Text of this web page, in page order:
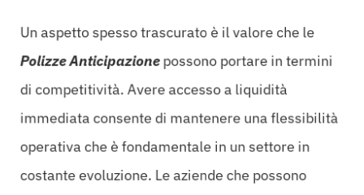
Un aspetto spesso trascurato è il valore che le
Polizze Anticipazionepossono portare in termini
di competitività. Avere accesso a liquidità
immediata consente di mantenere una flessibilità
operativa che è fondamentale in un settore in
costante evoluzione. Le aziende che possono